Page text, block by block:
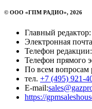
© ООО «ГПМ РАДИО», 2026
Главный
Электронная
Телефон редакции:
Телефон прямого
По всем вопросам
тел. +7 (495) 921-
E-mail:
https://